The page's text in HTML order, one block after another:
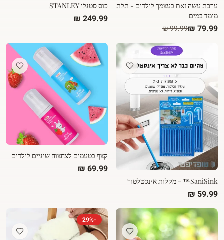
ערכת עשה זאת בעצמך לילדים - תלת
מימד במים
כוס סטנלי STANLEY
SaniSink™ - מקלות אינסטלטור
קצף בטעמים לצחצוח שיניים לילדים
-
29%